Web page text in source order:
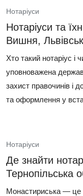
Нотаріуси
Нотаріуси та
Вишня,
Хто такий нотаріус і
уповноважена
захист правочинів і
та оформлення у
Нотаріуси
Де знайти
Тернопільська
Монастириська — це